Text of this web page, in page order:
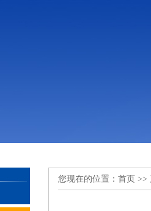
您现在的位置： 首页 >>